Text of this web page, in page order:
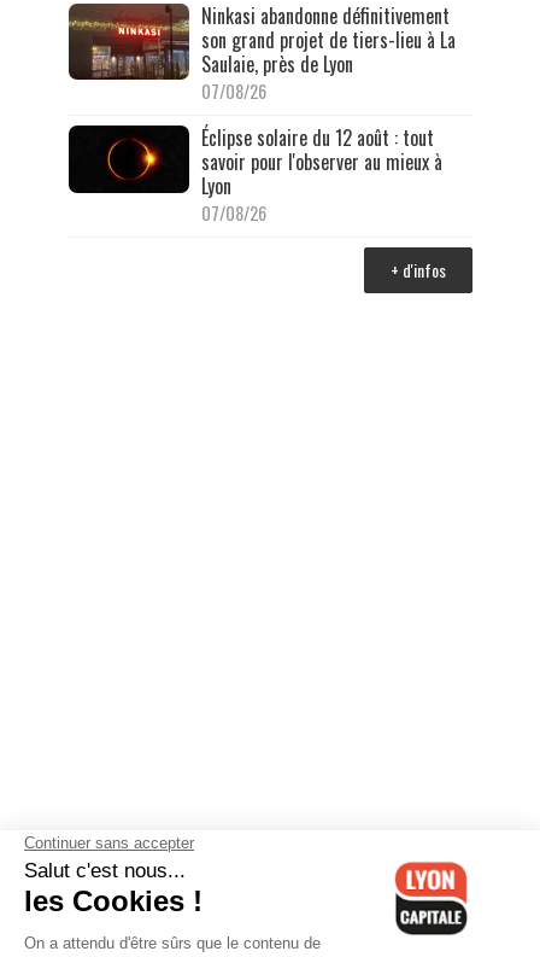
Ninkasi abandonne définitivement
son grand projet de tiers-lieu à La
Saulaie, près de Lyon
07/08/26
Éclipse solaire du 12 août : tout
savoir pour l'observer au mieux à
Lyon
07/08/26
+ d'infos